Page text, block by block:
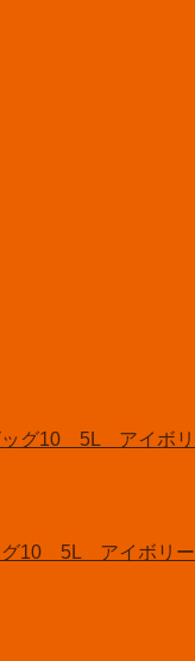
グ10 5L アイボリー